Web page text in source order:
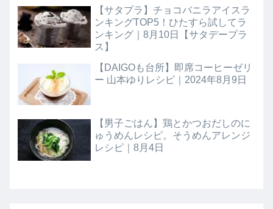
【サタプラ】チョコバニラアイスラ
ンキングTOP5！ひたすら試してラ
ンキング｜8月10日【サタデープラ
ス】
【DAIGOも台所】即席コーヒーゼリ
ー 山本ゆりレシピ｜2024年8月9日
【男子ごはん】鶏とかつおだしのに
ゅうめんレシピ。そうめんアレンジ
レシピ｜8月4日